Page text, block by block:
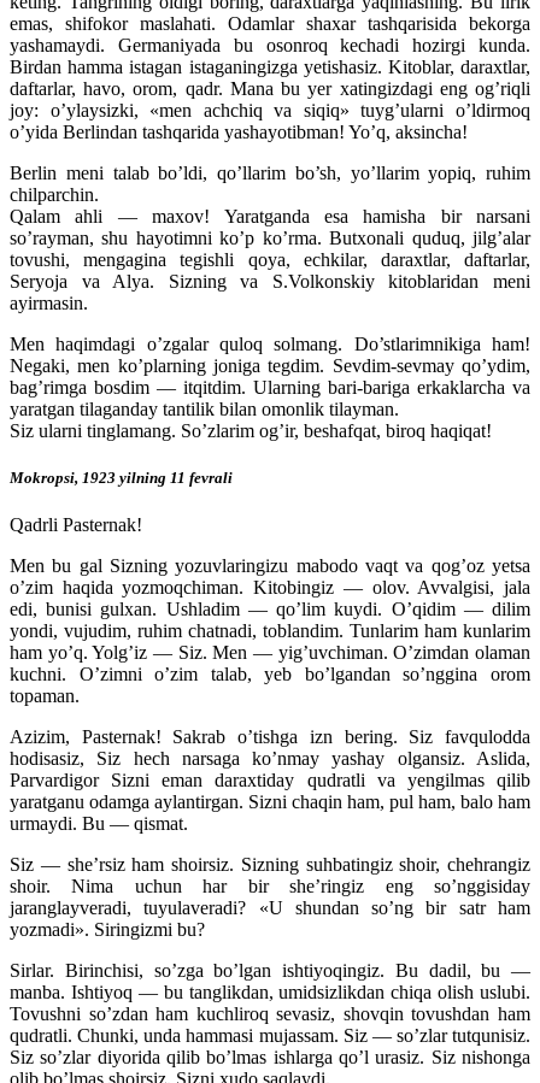
emas, shifokor maslahati. Odamlar shaxar tashqarisida bekorga
yashamaydi. Germaniyada bu osonroq kechadi hozirgi kunda.
Birdan hamma istagan istaganingizga yetishasiz. Kitoblar, daraxtlar,
daftarlar, havo, orom, qadr. Mana bu yer xatingizdagi eng og’riqli
joy: o’ylaysizki, «men achchiq va siqiq» tuyg’ularni o’ldirmoq
o’yida Berlindan tashqarida yashayotibman! Yo’q, aksincha!
Berlin meni talab bo’ldi, qo’llarim bo’sh, yo’llarim yopiq, ruhim
chilparchin.
Qalam ahli — maxov! Yaratganda esa hamisha bir narsani
so’rayman, shu hayotimni ko’p ko’rma. Butxonali quduq, jilg’alar
tovushi, mengagina tegishli qoya, echkilar, daraxtlar, daftarlar,
Seryoja va Alya. Sizning va S.Volkonskiy kitoblaridan meni
ayirmasin.
Men haqimdagi o’zgalar quloq solmang. Do’stlarimnikiga ham!
Negaki, men ko’plarning joniga tegdim. Sevdim-sevmay qo’ydim,
bag’rimga bosdim — itqitdim. Ularning bari-bariga erkaklarcha va
yaratgan tilaganday tantilik bilan omonlik tilayman.
Siz ularni tinglamang. So’zlarim og’ir, beshafqat, biroq haqiqat!
Mokropsi, 1923 yilning 11 fevrali
Qadrli Pasternak!
Men bu gal Sizning yozuvlaringizu mabodo vaqt va qog’oz yetsa
o’zim haqida yozmoqchiman. Kitobingiz — olov. Avvalgisi, jala
edi, bunisi gulxan. Ushladim — qo’lim kuydi. O’qidim — dilim
yondi, vujudim, ruhim chatnadi, toblandim. Tunlarim ham kunlarim
ham yo’q. Yolg’iz — Siz. Men — yig’uvchiman. O’zimdan olaman
kuchni. O’zimni o’zim talab, yeb bo’lgandan so’nggina orom
topaman.
Azizim, Pasternak! Sakrab o’tishga izn bering. Siz favqulodda
hodisasiz, Siz hech narsaga ko’nmay yashay olgansiz. Aslida,
Parvardigor Sizni eman daraxtiday qudratli va yengilmas qilib
yaratganu odamga aylantirgan. Sizni chaqin ham, pul ham, balo ham
urmaydi. Bu — qismat.
Siz — she’rsiz ham shoirsiz. Sizning suhbatingiz shoir, chehrangiz
shoir. Nima uchun har bir she’ringiz eng so’nggisiday
jaranglayveradi, tuyulaveradi? «U shundan so’ng bir satr ham
yozmadi». Siringizmi bu?
Sirlar. Birinchisi, so’zga bo’lgan ishtiyoqingiz. Bu dadil, bu —
manba. Ishtiyoq — bu tanglikdan, umidsizlikdan chiqa olish uslubi.
Tovushni so’zdan ham kuchliroq sevasiz, shovqin tovushdan ham
qudratli. Chunki, unda hammasi mujassam. Siz — so’zlar tutqunisiz.
Siz so’zlar diyorida qilib bo’lmas ishlarga qo’l urasiz. Siz nishonga